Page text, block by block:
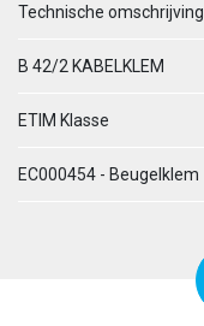
Technische omschrijving
B 42/2 KABELKLEM
ETIM Klasse
EC000454 - Beugelklem